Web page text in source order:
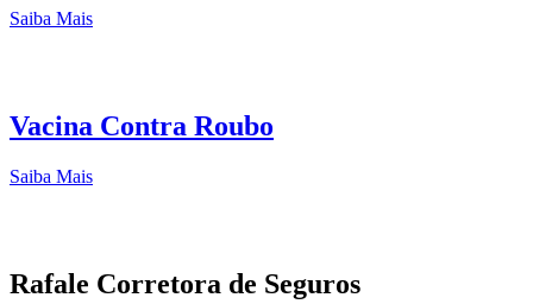
Saiba Mais
Vacina Contra Roubo
Saiba Mais
Rafale Corretora de Seguros